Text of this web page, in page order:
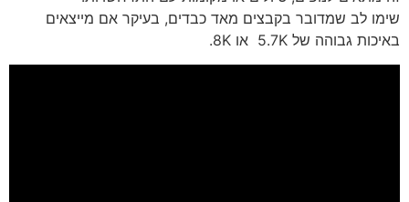
שימו לב שמדובר בקבצים מאד כבדים, בעיקר אם מייצאים
באיכות גבוהה של 5.7K או 8K.